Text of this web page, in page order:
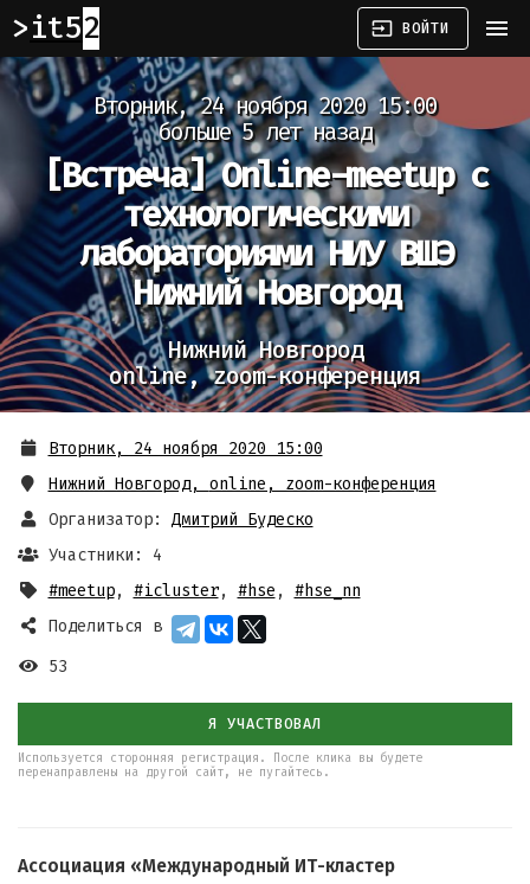
it52 input ВОЙТИ menu
Вторник, 24 ноября 2020 15:00
больше 5 лет назад
[Встреча] Online-meetup с
технологическими
лабораториями НИУ ВШЭ
Нижний Новгород
Нижний Новгород
online, zoom-конференция
Вторник, 24 ноября 2020 15:00
Нижний Новгород, online, zoom-конференция
Организатор:
Дмитрий Будеско
Участники: 4
#meetup, #icluster, #hse , #hse_nn
Поделиться в
53
Я УЧАСТВОВАЛ
Используется сторонняя регистрация. После клика вы будете
перенаправлены на другой сайт, не пугайтесь.
Ассоциация «Международный ИТ-кластер